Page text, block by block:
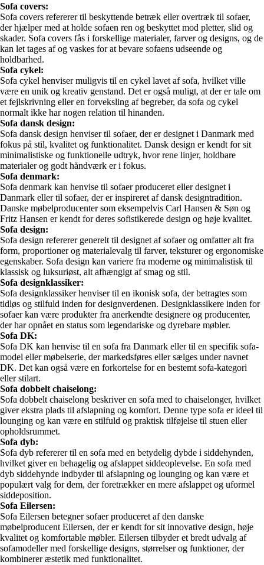
Sofa covers:
Sofa covers refererer til beskyttende betræk eller overtræk til sofaer,
der hjælper med at holde sofaen ren og beskyttet mod pletter, slid og
skader. Sofa covers fås i forskellige materialer, farver og designs, og de
kan let tages af og vaskes for at bevare sofaens udseende og
holdbarhed.
Sofa cykel:
Sofa cykel henviser muligvis til en cykel lavet af sofa, hvilket ville
være en unik og kreativ genstand. Det er også muligt, at der er tale om
et fejlskrivning eller en forveksling af begreber, da sofa og cykel
normalt ikke har nogen relation til hinanden.
Sofa dansk design:
Sofa dansk design henviser til sofaer, der er designet i Danmark med
fokus på stil, kvalitet og funktionalitet. Dansk design er kendt for sit
minimalistiske og funktionelle udtryk, hvor rene linjer, holdbare
materialer og godt håndværk er i fokus.
Sofa denmark:
Sofa denmark kan henvise til sofaer produceret eller designet i
Danmark eller til sofaer, der er inspireret af dansk designtradition.
Danske møbelproducenter som eksempelvis Carl Hansen & Søn og
Fritz Hansen er kendt for deres sofistikerede design og høje kvalitet.
Sofa design:
Sofa design refererer generelt til designet af sofaer og omfatter alt fra
form, proportioner og materialevalg til farver, teksturer og ergonomiske
egenskaber. Sofa design kan variere fra moderne og minimalistisk til
klassisk og luksuriøst, alt afhængigt af smag og stil.
Sofa designklassiker:
Sofa designklassiker henviser til en ikonisk sofa, der betragtes som
tidløs og stilfuld inden for designverdenen. Designklassikere inden for
sofaer kan være produkter fra anerkendte designere og producenter,
der har opnået en status som legendariske og dyrebare møbler.
Sofa DK:
Sofa DK kan henvise til en sofa fra Danmark eller til en specifik sofa-
model eller møbelserie, der markedsføres eller sælges under navnet
DK. Det kan også være en forkortelse for en bestemt sofa-kategori
eller stilart.
Sofa dobbelt chaiselong:
Sofa dobbelt chaiselong beskriver en sofa med to chaiselonger, hvilket
giver ekstra plads til afslapning og komfort. Denne type sofa er ideel til
lounging og kan være en stilfuld og praktisk tilføjelse til stuen eller
opholdsrummet.
Sofa dyb:
Sofa dyb refererer til en sofa med en betydelig dybde i siddehynden,
hvilket giver en behagelig og afslappet siddeoplevelse. En sofa med
dyb siddehynde indbyder til afslapning og lounging og kan være et
populært valg for dem, der foretrækker en mere afslappet og uformel
siddeposition.
Sofa Eilersen:
Sofa Eilersen betegner sofaer produceret af den danske
møbelproducent Eilersen, der er kendt for sit innovative design, høje
kvalitet og komfortable møbler. Eilersen tilbyder et bredt udvalg af
sofamodeller med forskellige designs, størrelser og funktioner, der
kombinerer æstetik med funktionalitet.